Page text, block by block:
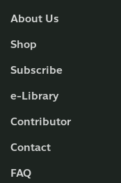
About Us
Shop
Subscribe
e-Library
Contributor
Contact
FAQ